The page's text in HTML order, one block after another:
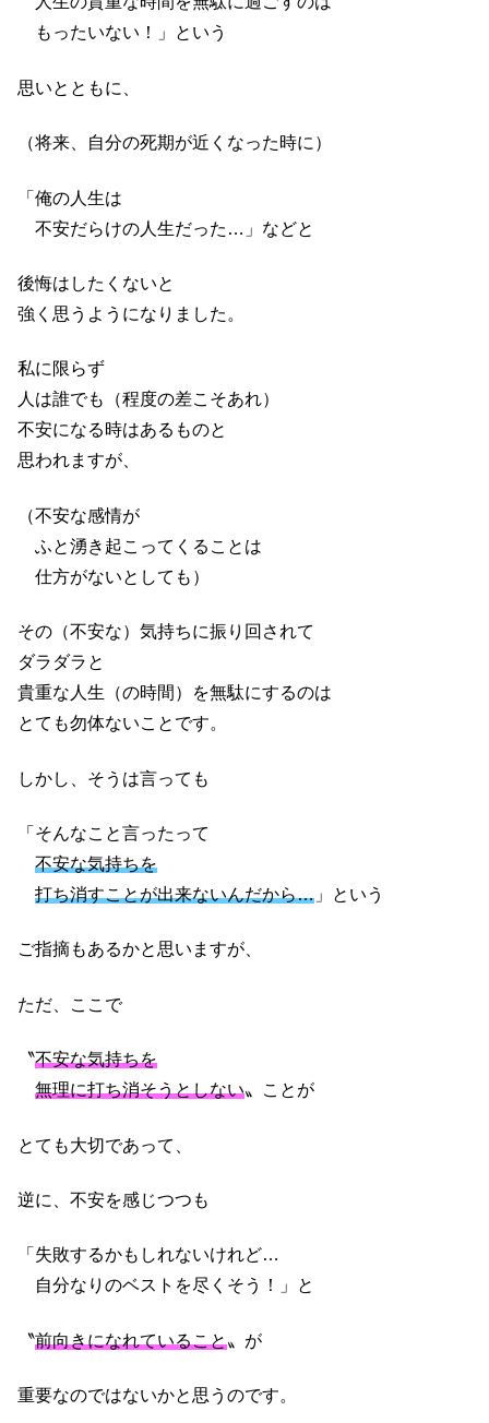
もったいない！」という
思いとともに、
（将来、自分の死期が近くなった時に）
「俺の人生は
不安だらけの人生だった…」などと
後悔はしたくないと
強く思うようになりました。
私に限らず
人は誰でも（程度の差こそあれ）
不安になる時はあるものと
思われますが、
（不安な感情が
ふと湧き起こってくることは
仕方がないとしても）
その（不安な）気持ちに振り回されて
ダラダラと
貴重な人生（の時間）を無駄にするのは
とても勿体ないことです。
しかし、そうは言っても
「そんなこと言ったって
不安な気持ちを
打ち消すことが出来ないんだから… 」という
ご指摘もあるかと思いますが、
ただ、ここで
〝不安な気持ちを
無理に打ち消そうとしない〟ことが
とても大切であって、
逆に、不安を感じつつも
「失敗するかもしれないけれど…
自分なりのベストを尽くそう！」と
〝前向きになれていること〟が
重要なのではないかと思うのです。